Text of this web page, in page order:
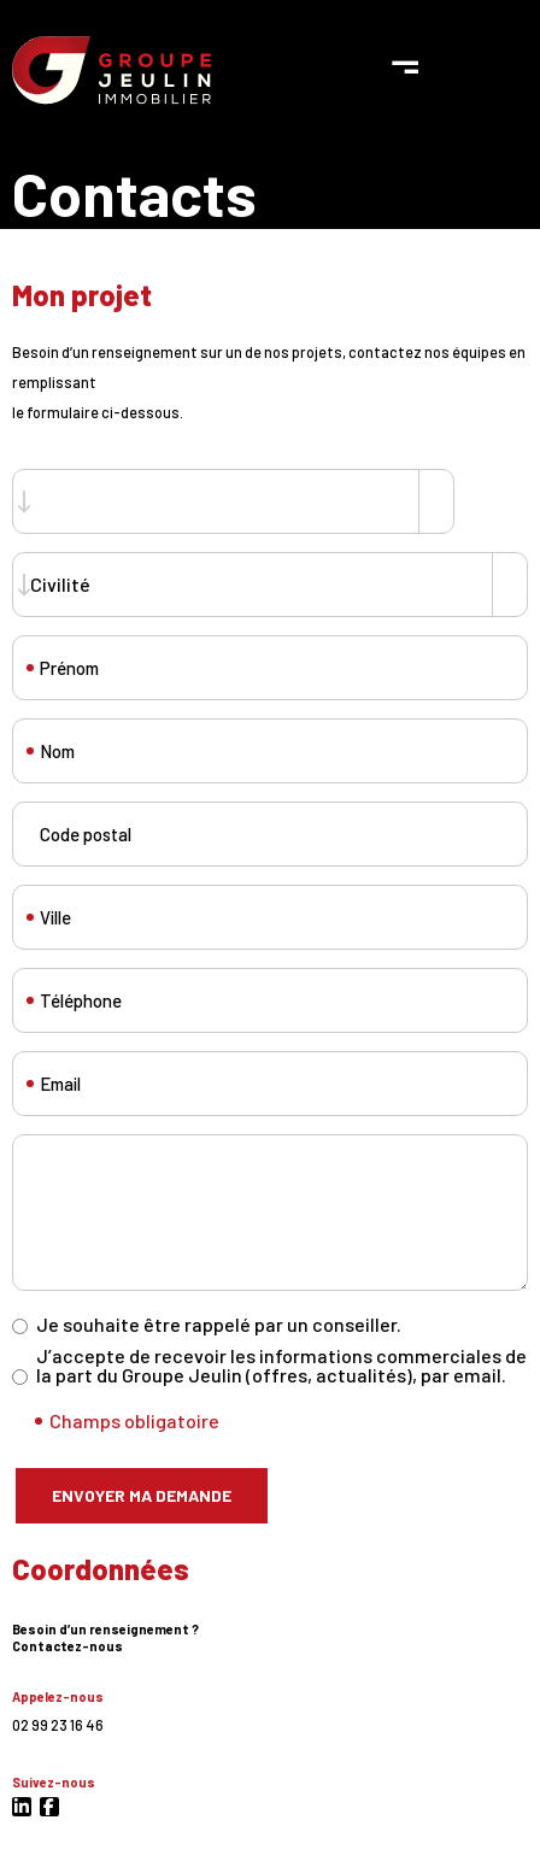
Contacts
Mon projet
Besoin d’un renseignement sur un de nos projets, contactez nos équipes en
remplissant
le formulaire ci-dessous.
Je souhaite être rappelé par un conseiller.
J’accepte de recevoir les informations commerciales de
la part du Groupe Jeulin (offres, actualités), par email.
Champs obligatoire
ENVOYER MA DEMANDE
Coordonnées
Besoin d’un renseignement ?
Contactez-nous
Appelez-nous
02 99 23 16 46
Suivez-nous